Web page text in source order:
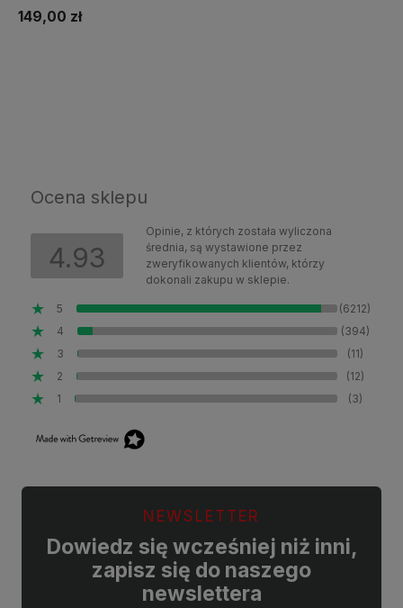
149,00 zł
Ocena sklepu
4.93
Opinie, z których została wyliczona
średnia, są wystawione przez
zweryfikowanych klientów, którzy
dokonali zakupu w sklepie.
5
(6212)
4
(394)
3
(11)
2
(12)
1
(3)
NEWSLETTER
Dowiedz się wcześniej niż inni,
zapisz się do naszego
newslettera